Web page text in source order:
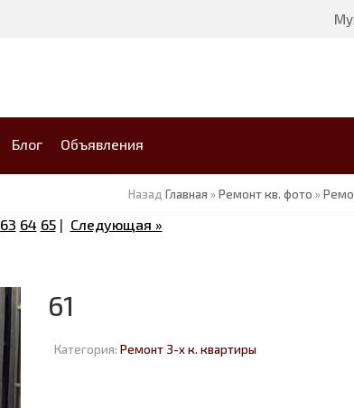
Блог Объявления
Назад Главная »Ремонт кв. фото »
63 64 65| Следующая »
61
Категория: Ремонт 3-х к. квартиры